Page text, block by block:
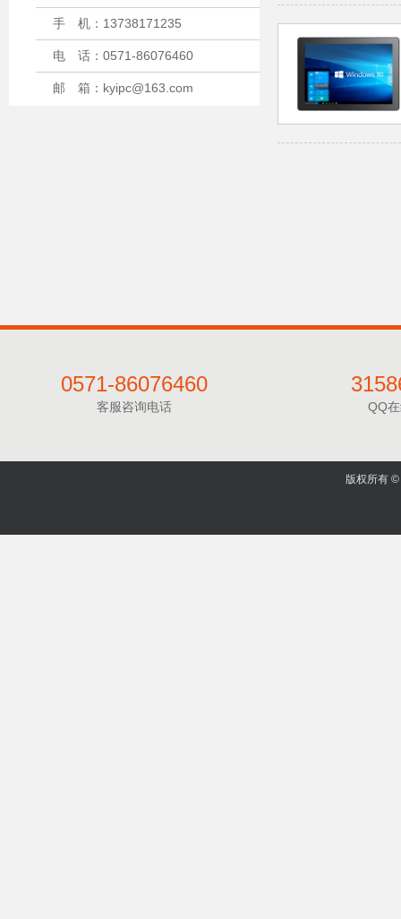
手 机：13738171235
电 话：0571-86076460
邮 箱：kyipc@163.com
0571-86076460
客服咨询电话 QQ
版权所有